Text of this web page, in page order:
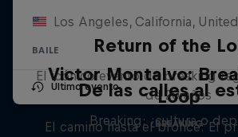
Los Angeles, California,
BAILE
Último evento
Return of the
El icónico evento de breaking
de 20 años
BREAKING
De las calles al
Breaking: ¿cultura o
Victor Montalvo:
Loop
El camino hasta el bronce: El